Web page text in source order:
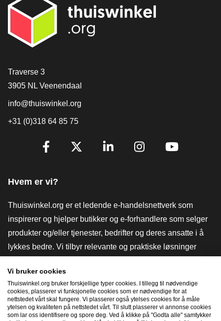
[_General:Contact]
Traverse 3
3905 NL Veenendaal
info@thuiswinkel.org
+31 (0)318 64 85 75
[_General:SocialMediaTitle]
Hvem er vi?
Thuiswinkel.org er et ledende e-handelsnettverk som
inspirerer og hjelper butikker og e-forhandlere som selger
produkter og/eller tjenester, bedrifter og deres ansatte i å
lykkes bedre. Vi tilbyr relevante og praktiske løsninger
verktøy og råd, advokatvirksomhet, markedsundersøkelser,
og har vår egen utdanningsplattform, Thuiswinkel e-
Academy.
Vi bruker cookies
Thuiswinkel.org bruker forskjellige typer cookies. I tillegg til nødvendige
cookies, plasserer vi funksjonelle cookies som er nødvendige for at
nettstedet vårt skal fungere. Vi plasserer også ytelses cookies for å måle
ytelsen og kvaliteten på nettstedet vårt. Til slutt plasserer vi annonse cookies
som lar oss identifisere og spore deg. Ved å klikke på "Godta alle" samtykker